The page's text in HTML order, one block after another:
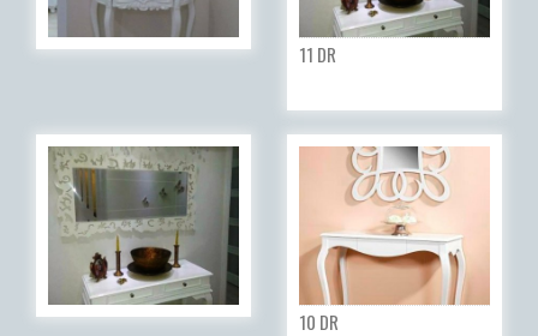
11 DR
10 DR